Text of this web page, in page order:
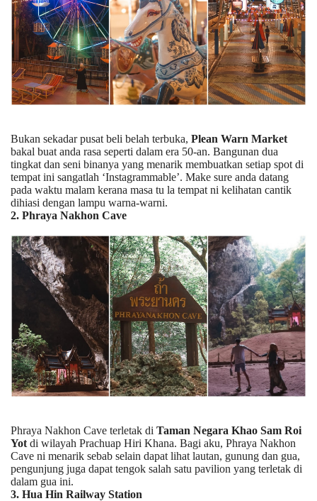
Bukan sekadar pusat beli belah terbuka, Plean Warn Market
bakal buat anda rasa seperti dalam era 50-an. Bangunan dua
tingkat dan seni binanya yang menarik membuatkan setiap spot di
tempat ini sangatlah ‘Instagrammable’. Make sure anda datang
pada waktu malam kerana masa tu la tempat ni kelihatan cantik
dihiasi dengan lampu warna-warni.
2. Phraya Nakhon Cave
Phraya Nakhon Cave terletak di Taman Negara Khao Sam Roi
Yot di wilayah Prachuap Hiri Khana. Bagi aku, Phraya Nakhon
Cave ni menarik sebab selain dapat lihat lautan, gunung dan gua,
pengunjung juga dapat tengok salah satu pavilion yang terletak di
dalam gua ini.
3. Hua Hin Railway Station